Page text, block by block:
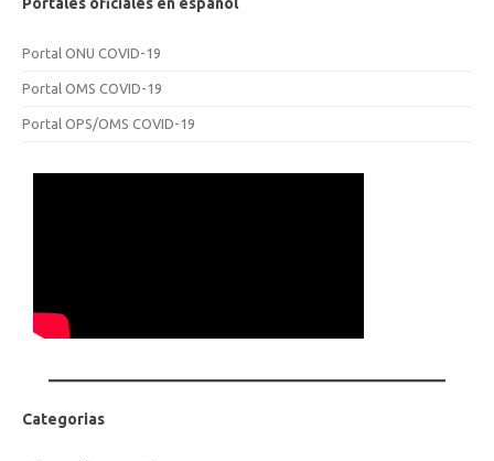
Portal ONU COVID-19
Portal OMS COVID-19
Portal OPS/OMS COVID-19
Categorias